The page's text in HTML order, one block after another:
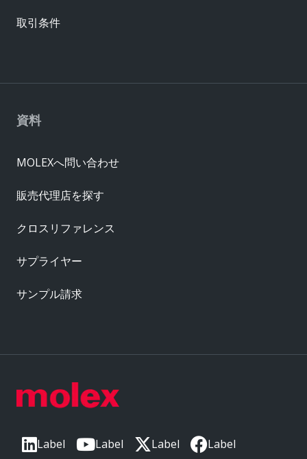
Label Label Label Label
資料
MOLEXへ問い合わせ
販売代理店を探す
クロスリファレンス
サプライヤー
サンプル請求
取引条件